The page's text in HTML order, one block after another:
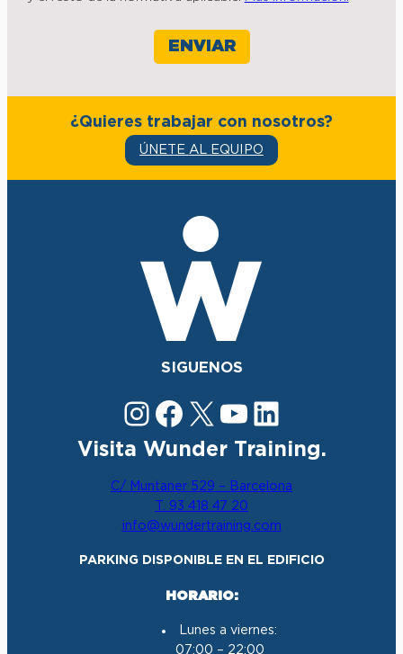
¿Quieres trabajar con nosotros?
ÚNETE AL EQUIPO
SIGUENOS
InstagramFacebook X YouTube LinkedIn
Visita Wunder Training.
C/ Muntaner 529 – Barcelona
T. 93 418 47 20
info@wundertraining.com
PARKING DISPONIBLE EN EL EDIFICIO
HORARIO:
Lunes a viernes:
07:00 – 22:00